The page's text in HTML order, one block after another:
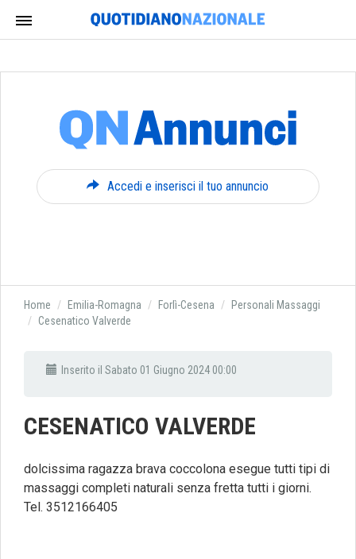
Accedi e inserisci il tuo annuncio
Home Emilia-Romagna Forlì-Cesena
Personali Massaggi
Cesenatico Valverde
Inserito il Sabato 01 Giugno 2024 00:00
CESENATICO VALVERDE
dolcissima ragazza brava coccolona esegue tutti tipi di
massaggi completi naturali senza fretta tutti i giorni.
Tel. 3512166405